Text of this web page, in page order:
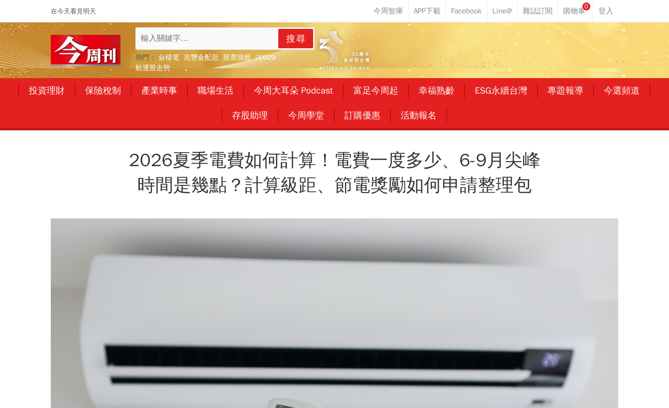
在今天看見明天
0
搜尋
熱門： 台積電 兆豐金配息 股票抽籤 00929
航運股走勢
投資理財 保險稅制 產業時事 職場生活 今周大耳朵 Podcast 富足今周起 幸福熟齡 ESG永續台灣 專題報導 今選頻道
存股助理 今周學堂 訂購優惠 活動報名
2026夏季電費如何計算！電費一度多少、6-9月尖峰
時間是幾點？計算級距、節電獎勵如何申請整理包